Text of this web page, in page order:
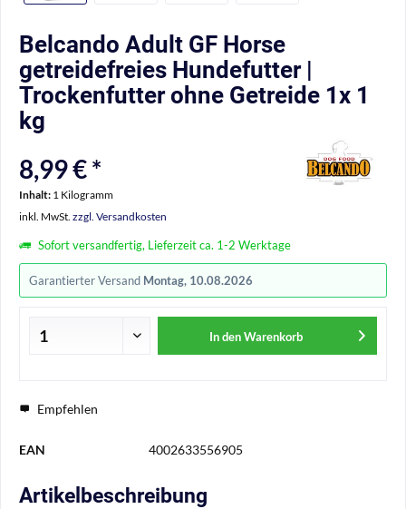
Belcando Adult GF Horse
getreidefreies Hundefutter |
Trockenfutter ohne Getreide 1x 1
kg
8,99 € *
Inhalt: 1 Kilogramm
inkl. MwSt. zzgl. Versandkosten
Sofort versandfertig, Lieferzeit ca. 1-2 Werktage
Garantierter Versand Montag, 10.08.2026
In den Warenkorb
Empfehlen
EAN 4002633556905
Artikelbeschreibung